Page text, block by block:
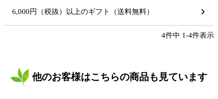
6,000円（税抜）以上のギフト（送料無料）
4件中 1-4件表示
他のお客様はこちらの商品も見ています